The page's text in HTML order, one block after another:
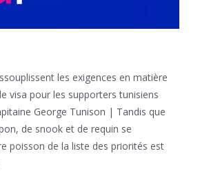
les exigences en matière
visa pour les supporters tunisiens
George Tunison | Tandis que
de snook et de requin se
poisson de la liste des priorités est